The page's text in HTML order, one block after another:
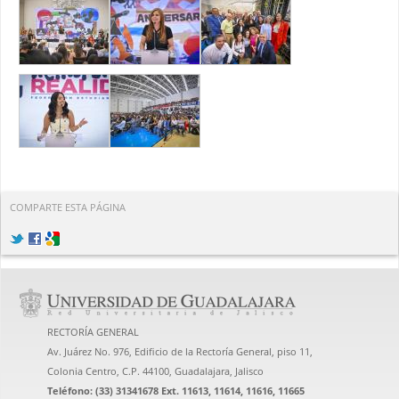
COMPARTE ESTA PÁGINA
RECTORÍA GENERAL
Av. Juárez No. 976, Edificio de la Rectoría General, piso 11,
Colonia Centro, C.P. 44100, Guadalajara, Jalisco
Teléfono: (33) 31341678 Ext. 11613, 11614, 11616, 11665